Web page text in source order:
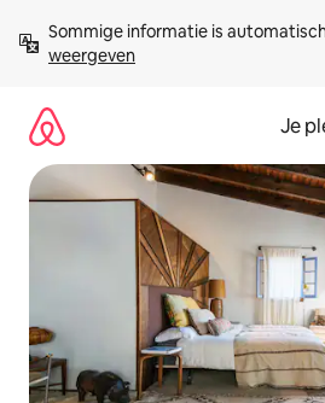
direct
naar
Sommige informatie is
weergeven
Je